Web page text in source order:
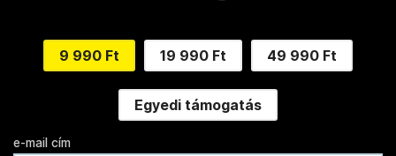
9 990 Ft 19 990 Ft 49 990 Ft
Egyedi támogatás
e-mail cím